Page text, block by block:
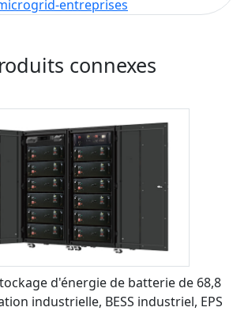
entreprises
connexes
d'énergie de batterie de 68,8
industrielle, BESS industriel, EPS